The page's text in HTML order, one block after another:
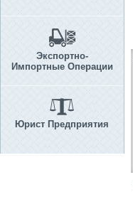
Экспортно-
Импортные Операции
Юрист Предприятия